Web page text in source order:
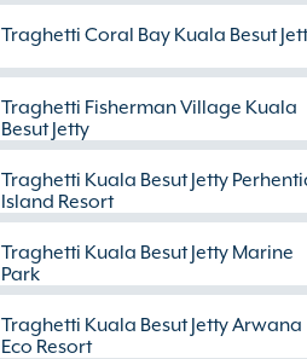
Traghetti Coral Bay Kuala Besut
Traghetti Fisherman Village Kuala
Besut Jetty
Traghetti Kuala Besut Jetty
Island Resort
Traghetti Kuala Besut Jetty Marine
Park
Traghetti Kuala Besut Jetty Arwana
Eco Resort